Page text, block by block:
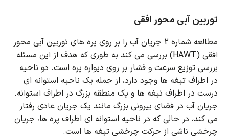
توربین آبی محور افقی
مطالعه شماره 2 جریان آب را بر روی پره های توربین آبی محور
افقی (HAWT) بررسی می کند به طوری که هدف از این مسئله
بررسی توزیع سرعت و فشار بر روی دیواره پره است. دو ناحیه
در اطراف تیغه ها وجود دارد، از جمله یک ناحیه استوانه ای
درست در اطراف تیغه ها و یک منطقه بزرگ در اطراف استوانه.
جریان آب در فضای بیرونی بزرگ مانند یک جریان عادی رفتار
می کند، در حالی که در ناحیه استوانه ای اطراف پره ها، جریان
چرخشی ناشی از حرکت چرخشی تیغه ها است.